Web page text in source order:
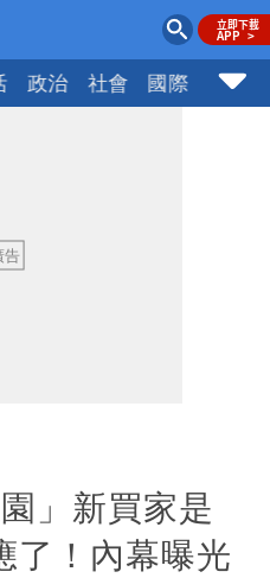
政治 社會 國際 財經
」新買家是
了！內幕曝光